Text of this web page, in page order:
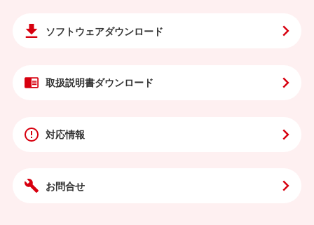
ソフトウェアダウンロード
取扱説明書ダウンロード
対応情報
お問合せ